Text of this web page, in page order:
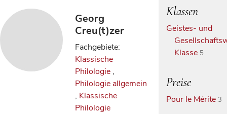
Georg
Creu(t)zer
Fachgebiete:
Klassische
Philologie ,
Philologie allgemein
, Klassische
Philologie
Klassen
Geistes- und
Klasse 5
Preise
Pour le Mérite 3